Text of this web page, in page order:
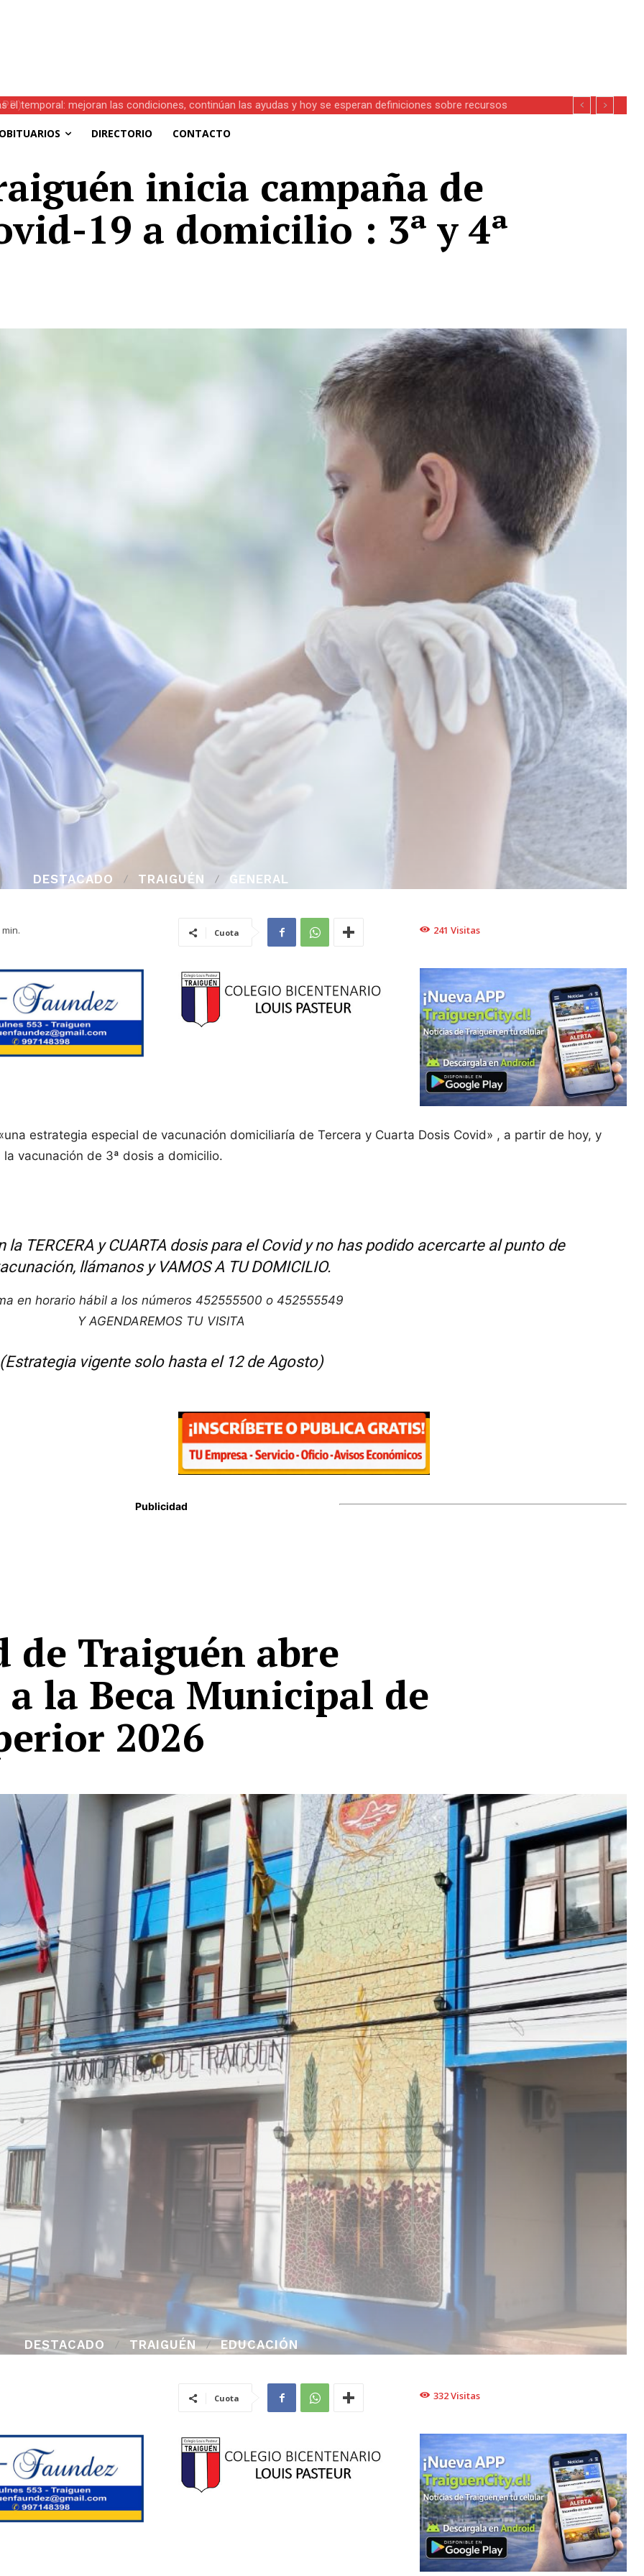
temporal: mejoran las condiciones, continúan las ayudas y hoy se esperan definiciones sobre recursos
DIRECTORIO CONTACTO
inicia campaña de
19 a domicilio : 3ª y 4ª
DESTACADO TRAIGUÉN GENERAL
min. Cuota 241 Visitas
estrategia especial de vacunación domiciliaría de Tercera y Cuarta Dosis Covid» , a partir de hoy, y
vacunación de 3ª dosis a domicilio.
TERCERA y CUARTA dosis para el Covid y no has podido acercarte al punto de
llámanos y VAMOS A TU DOMICILIO.
en horario hábil a los números 452555500 o 452555549
Y AGENDAREMOS TU VISITA
vigente solo hasta el 12 de Agosto)
Publicidad